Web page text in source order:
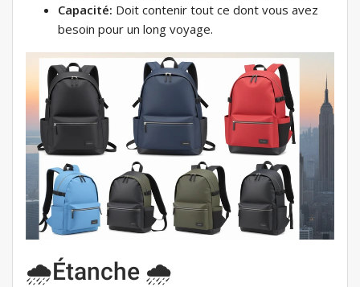
Capacité: Doit contenir tout ce dont vous avez
besoin pour un long voyage.
🌧Étanche 🌧